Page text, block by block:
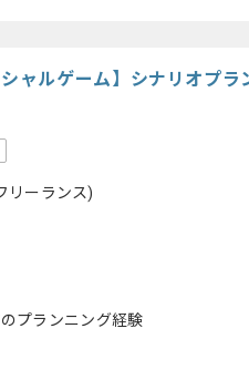
ャルゲーム】シナリオプ
リーランス)
プランニング経験